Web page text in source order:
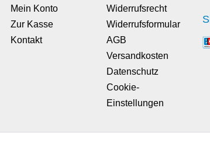
Mein Konto
Zur Kasse
Kontakt
Widerrufsrecht
Widerrufsformular
AGB
Versandkosten
Datenschutz
Cookie-
Einstellungen